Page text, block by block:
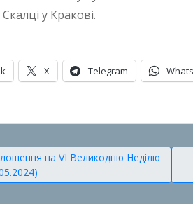
B
h
o
у Кракові.
X Telegram
на VІ Великодню Неділю